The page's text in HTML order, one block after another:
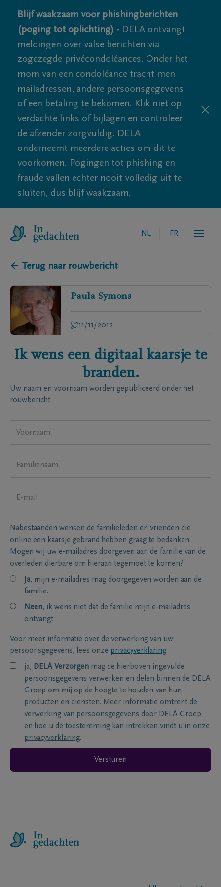
Blijf waakzaam voor phishingberichten
(poging tot oplichting) - DELA ontvangt
meldingen over valse berichten via
zogezegde privécondoléances. Onder het
mom van een condoléance tracht men
mailadressen, andere persoonsgegevens
of een betaling te bekomen. Klik niet op
verdachte links of bijlagen en controleer
de afzender zorgvuldig. DELA
onderneemt meerdere acties om dit te
voorkomen. Pogingen tot phishing en
fraude vallen echter nooit volledig uit te
sluiten, dus blijf waakzaam.
NL FR
← Terug naar rouwbericht
Paula Symons
11/11/2012
Ik wens een digitaal kaarsje te
branden.
Uw naam en voornaam worden gepubliceerd onder het
rouwbericht.
Nabestaanden wensen de familieleden en vrienden die
online een kaarsje gebrand hebben graag te bedanken.
Mogen wij uw e-mailadres doorgeven aan de familie van de
overleden dierbare om hieraan tegemoet te komen?
Ja, mijn e-mailadres mag doorgegeven worden aan de
familie.
Neen, ik wens niet dat de familie mijn e-mailadres
ontvangt.
Voor meer informatie over de verwerking van uw
persoonsgegevens, lees onze privacyverklaring.
ja, DELA Verzorgen mag de hierboven ingevulde
persoonsgegevens verwerken en delen binnen de DELA
Groep om mij op de hoogte te houden van hun
producten en diensten. Meer informatie omtrent de
verwerking van persoonsgegevens door DELA Groep
en hoe u de toestemming kan intrekken vindt u in onze
privacyverklaring.
Versturen